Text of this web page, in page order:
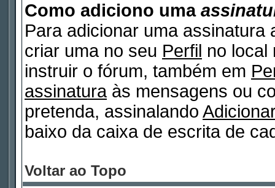
Como adiciono uma
Para adicionar uma
criar uma no seu Perfil no local
instruir o fórum, também em
assinaturaàs mensagens ou
pretenda, assinalando
baixo da caixa de escrita de
Voltar ao Topo